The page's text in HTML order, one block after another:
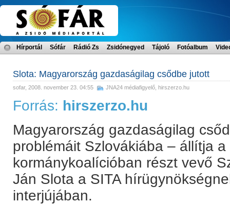
Hírportál Sófár Rádió Zs Zsidónegyed Tájoló Fotóalbum
Slota: Magyarország gazdaságilag csődbe jutott
sofar, 2008. november 23. 04:55 JNA24 médiafigyelő hirszerzo.hu
Forrás: hirszerzo.hu
Magyarország gazdaságilag
problémáit Szlovákiába – állítja
kormánykoalícióban részt vevő
Ján Slota a SITA
interjújában.